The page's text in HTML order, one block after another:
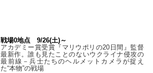
戦場0地点 9/26(土)～
アカデミー賞受賞『マリウポリの20日間』監督
最新作。誰も見たことのないウクライナ侵攻の
最前線－兵士たちのヘルメットカメラが捉え
た“本物”の戦場